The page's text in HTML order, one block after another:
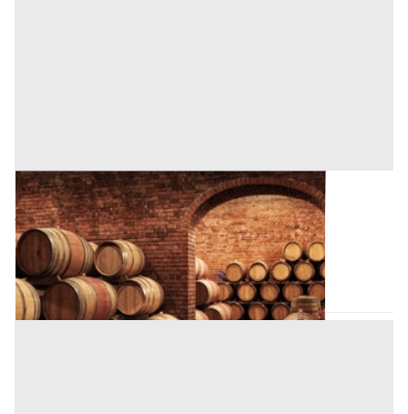
Cantina all'asta a Padova
Padova (Padova)
2.025 €
Codice asta:BN51279657
Asta chiusa